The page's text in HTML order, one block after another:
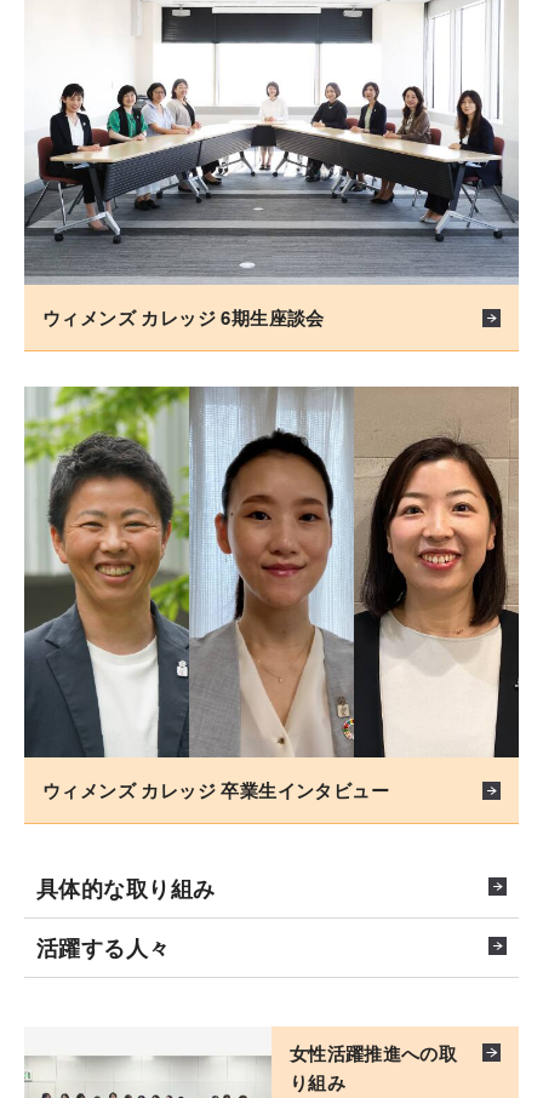
ウィメンズ カレッジ 6期生座談会
ウィメンズ カレッジ 卒業生インタビュー
具体的な取り組み
活躍する人々
女性活躍推進への取
り組み